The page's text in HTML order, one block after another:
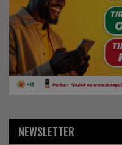
NEWSLETTER